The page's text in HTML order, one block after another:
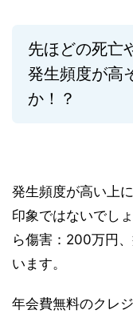
先ほどの死亡
発生頻度が高
か！？
発生頻度が高い上
印象ではないでしょ
ら傷害：200万円
います。
年会費無料のクレ